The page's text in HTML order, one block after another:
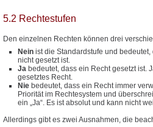
5.2 Rechtestufen
Den einzelnen Rechten können drei
Nein ist die Standardstufe und
nicht gesetzt ist.
Ja bedeutet, dass ein Recht gesetzt ist.
gesetztes Recht.
Nie bedeutet, dass ein Recht immer
Priorität im Rechtesystem und
ein „Ja“. Es ist absolut und kann nicht
Allerdings gibt es zwei Ausnahmen, die